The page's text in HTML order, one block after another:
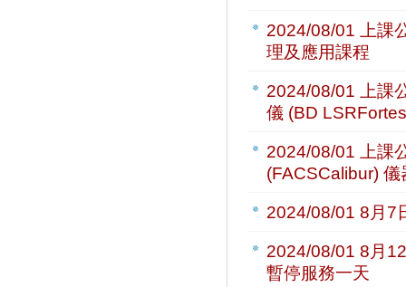
2024/08/01
上
理及應用課程
2024/08/01
上
儀 (BD
2024/08/01
上
(FACSCalibur)
2024/08/01 8月7
2024/08/01 8月
暫停服務一天